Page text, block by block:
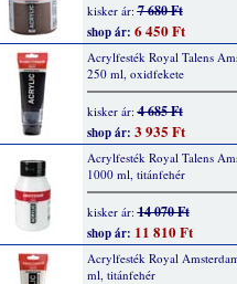
kisker ár:7 680 Ft
shop ár: 6 450 Ft
Acrylfesték Royal Talens
250 ml, oxidfekete
kisker ár:4 685 Ft
shop ár: 3 935 Ft
Acrylfesték Royal Talens
1000 ml, titánfehér
kisker ár:14 070 Ft
shop ár: 11 810 Ft
Acrylfesték Royal
ml, titánfehér